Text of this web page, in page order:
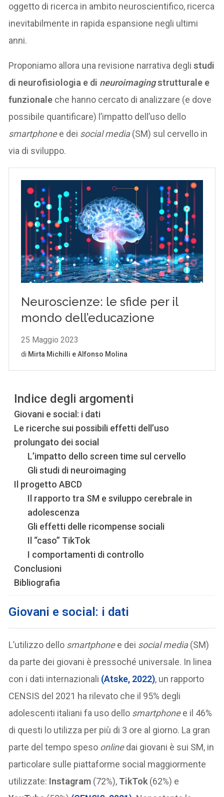
oggetto di ricerca in ambito neuroscientifico, ricerca
inevitabilmente in rapida espansione negli ultimi
anni.
Proponiamo allora una revisione narrativa deglistudi
di neurofisiologia e di neuroimagingstrutturale e
funzionale che hanno cercato di analizzare (e dove
possibile quantificare) l’impatto dell’uso dello
smartphonee dei social media(SM) sul cervello in
via di sviluppo.
Indice degli argomenti
Giovani e social: i dati
Le ricerche sui possibili effetti dell’uso
prolungato dei social
L’impatto dello screen time sul cervello
Gli studi di neuroimaging
Il progetto ABCD
Il rapporto tra SM e sviluppo cerebrale in
adolescenza
Gli effetti delle ricompense sociali
Il “caso” TikTok
I comportamenti di controllo
Conclusioni
Bibliografia
Giovani e social: i dati
L’utilizzo dello smartphonee dei social media(SM)
da parte dei giovani è pressoché universale. In linea
con i dati internazionali (Atske, 2022), un rapporto
CENSIS del 2021 ha rilevato che il 95% degli
adolescenti italiani fa uso dello smartphonee il 46%
di questi lo utilizza per più di 3 ore al giorno. La gran
parte del tempo speso onlinedai giovani è sui SM, in
particolare sulle piattaforme social maggiormente
utilizzate: Instagram (72%), TikTok (62%) e